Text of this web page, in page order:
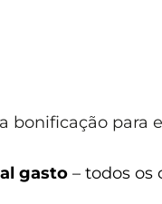
bonificação para
gasto– todos os